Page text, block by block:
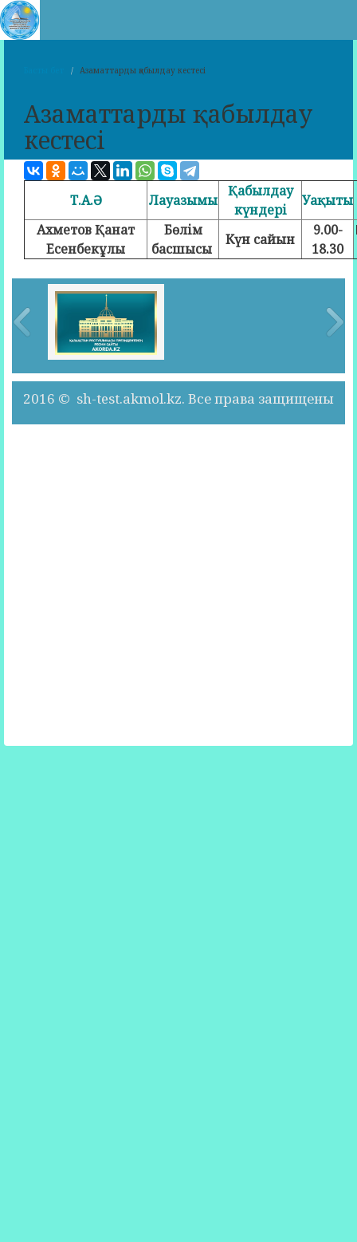
Азаматтарды қабылдау кестесі
Азаматтарды қабылдау
кестесі
Т.А.Ә Лауазымы
Қабылдау
күндері
Уақыты
Ахметов Қанат
Есенбекұлы
Бөлім
басшысы
Күн сайын
9.00-
18.30
2016 © sh-test.akmol.kz. Все права защищены